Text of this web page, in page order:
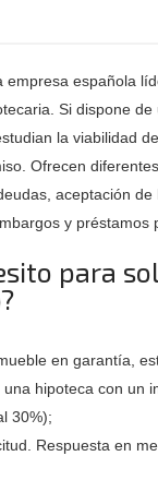
empresa española
Si dispone de
la viabilidad
Ofrecen
aceptación de
y préstamos
para
en garantía,
hipoteca con un
30%);
Respuesta en